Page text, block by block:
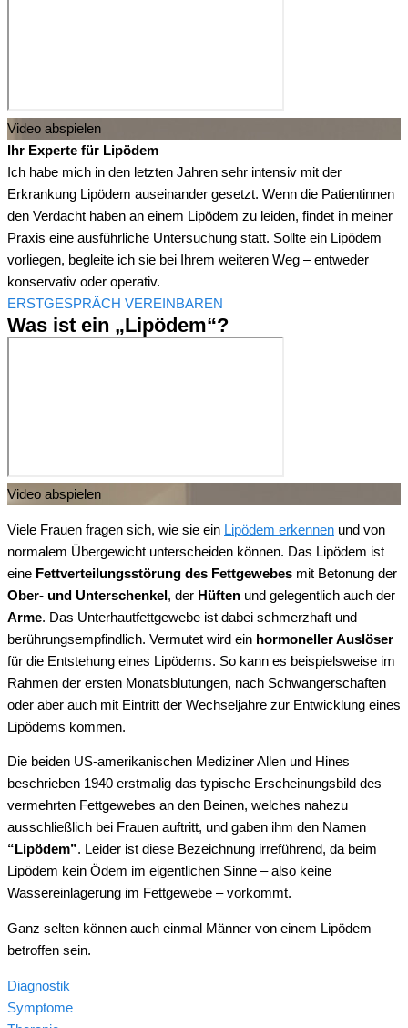
Video abspielen
Ihr Experte für Lipödem
Ich habe mich in den letzten Jahren sehr intensiv mit der
Erkrankung Lipödem auseinander gesetzt. Wenn die Patientinnen
den Verdacht haben an einem Lipödem zu leiden, findet in meiner
Praxis eine ausführliche Untersuchung statt. Sollte ein Lipödem
vorliegen, begleite ich sie bei Ihrem weiteren Weg – entweder
konservativ oder operativ.
ERSTGESPRÄCH VEREINBAREN
Was ist ein „Lipödem“?
Video abspielen
Viele Frauen fragen sich, wie sie ein Lipödem erkennen und von
normalem Übergewicht unterscheiden können. Das Lipödem ist
eine Fettverteilungsstörung des Fettgewebes mit Betonung der
Ober- und Unterschenkel , der Hüften und gelegentlich auch der
Arme. Das Unterhautfettgewebe ist dabei schmerzhaft und
berührungsempfindlich. Vermutet wird ein hormoneller Auslöser
für die Entstehung eines Lipödems. So kann es beispielsweise im
Rahmen der ersten Monatsblutungen, nach Schwangerschaften
oder aber auch mit Eintritt der Wechseljahre zur Entwicklung eines
Lipödems kommen.
Die beiden US-amerikanischen Mediziner Allen und Hines
beschrieben 1940 erstmalig das typische Erscheinungsbild des
vermehrten Fettgewebes an den Beinen, welches nahezu
ausschließlich bei Frauen auftritt, und gaben ihm den Namen
“Lipödem”. Leider ist diese Bezeichnung irreführend, da beim
Lipödem kein Ödem im eigentlichen Sinne – also keine
Wassereinlagerung im Fettgewebe – vorkommt.
Ganz selten können auch einmal Männer von einem Lipödem
betroffen sein.
Diagnostik
Symptome